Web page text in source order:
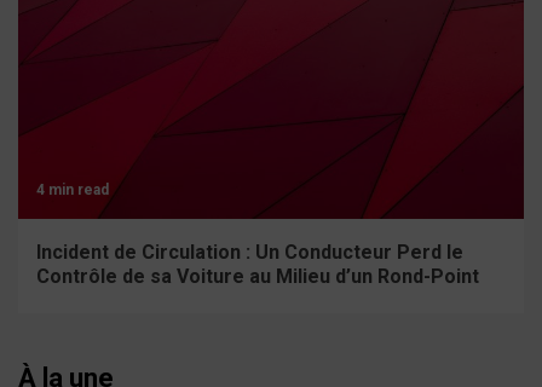
4 min read
Incident de Circulation : Un Conducteur Perd le
Contrôle de sa Voiture au Milieu d’un Rond-Point
À la une